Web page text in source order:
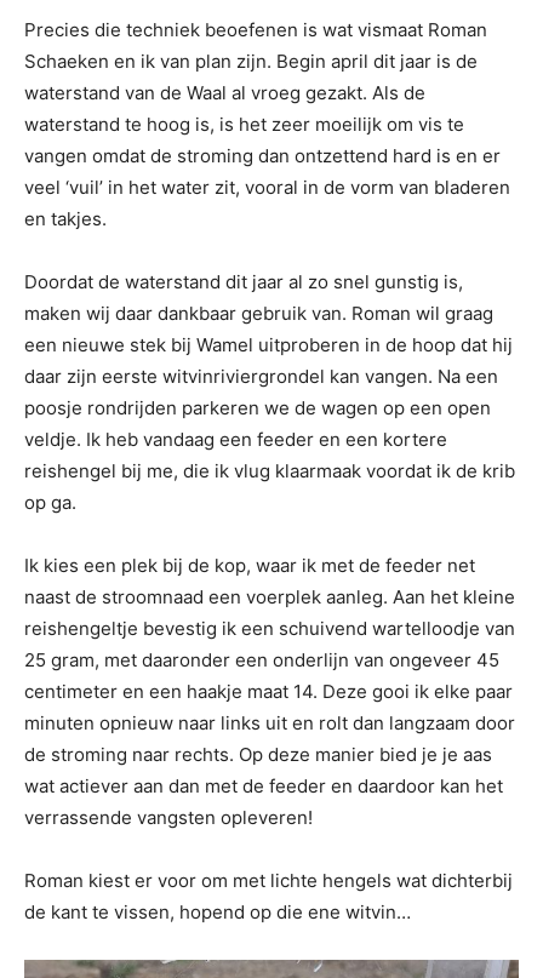
Precies die techniek beoefenen is wat vismaat Roman
Schaeken en ik van plan zijn. Begin april dit jaar is de
waterstand van de Waal al vroeg gezakt. Als de
waterstand te hoog is, is het zeer moeilijk om vis te
vangen omdat de stroming dan ontzettend hard is en er
veel ‘vuil’ in het water zit, vooral in de vorm van bladeren
en takjes.
Doordat de waterstand dit jaar al zo snel gunstig is,
maken wij daar dankbaar gebruik van. Roman wil graag
een nieuwe stek bij Wamel uitproberen in de hoop dat hij
daar zijn eerste witvinriviergrondel kan vangen. Na een
poosje rondrijden parkeren we de wagen op een open
veldje. Ik heb vandaag een feeder en een kortere
reishengel bij me, die ik vlug klaarmaak voordat ik de krib
op ga.
Ik kies een plek bij de kop, waar ik met de feeder net
naast de stroomnaad een voerplek aanleg. Aan het kleine
reishengeltje bevestig ik een schuivend wartelloodje van
25 gram, met daaronder een onderlijn van ongeveer 45
centimeter en een haakje maat 14. Deze gooi ik elke paar
minuten opnieuw naar links uit en rolt dan langzaam door
de stroming naar rechts. Op deze manier bied je je aas
wat actiever aan dan met de feeder en daardoor kan het
verrassende vangsten opleveren!
Roman kiest er voor om met lichte hengels wat dichterbij
de kant te vissen, hopend op die ene witvin…